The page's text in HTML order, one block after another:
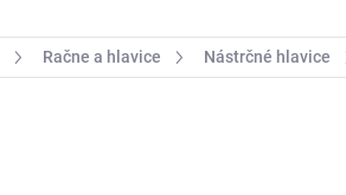
Račne a hlavice Nástrčné hlavice